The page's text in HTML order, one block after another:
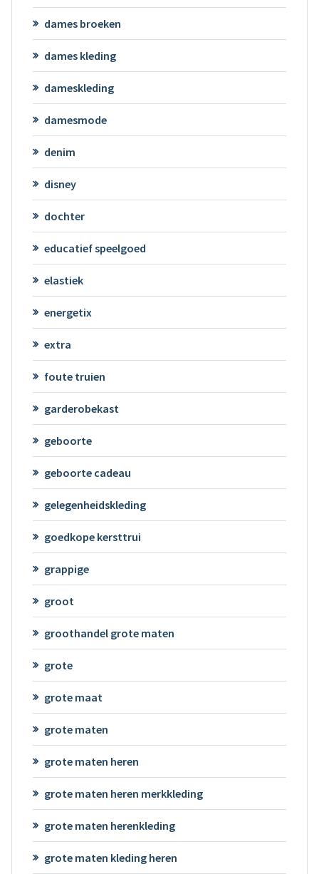
dames broeken
dames kleding
dameskleding
damesmode
denim
disney
dochter
educatief speelgoed
elastiek
energetix
extra
foute truien
garderobekast
geboorte
geboorte cadeau
gelegenheidskleding
goedkope kersttrui
grappige
groot
groothandel grote maten
grote
grote maat
grote maten
grote maten heren
grote maten heren merkkleding
grote maten herenkleding
grote maten kleding heren